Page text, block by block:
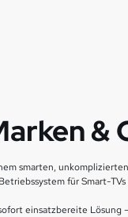
&
smarten,
für Smart-
einsatzbereite Lösung